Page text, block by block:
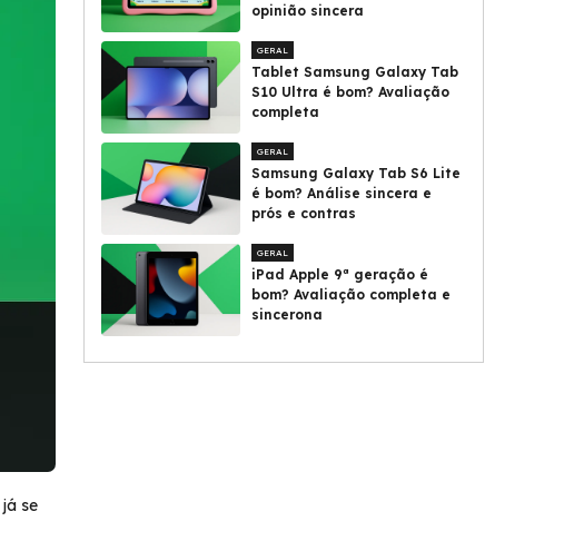
se
opinião sincera
GERAL
Tablet Samsung Galaxy Tab
S10 Ultra é bom? Avaliação
completa
GERAL
Samsung Galaxy Tab S6 Lite
é bom? Análise sincera e
prós e contras
GERAL
iPad Apple 9ª geração é
bom? Avaliação completa e
sincerona